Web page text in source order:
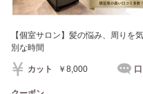
【個室サロン】髪の悩み、周り
別な時間
カット ￥8,000